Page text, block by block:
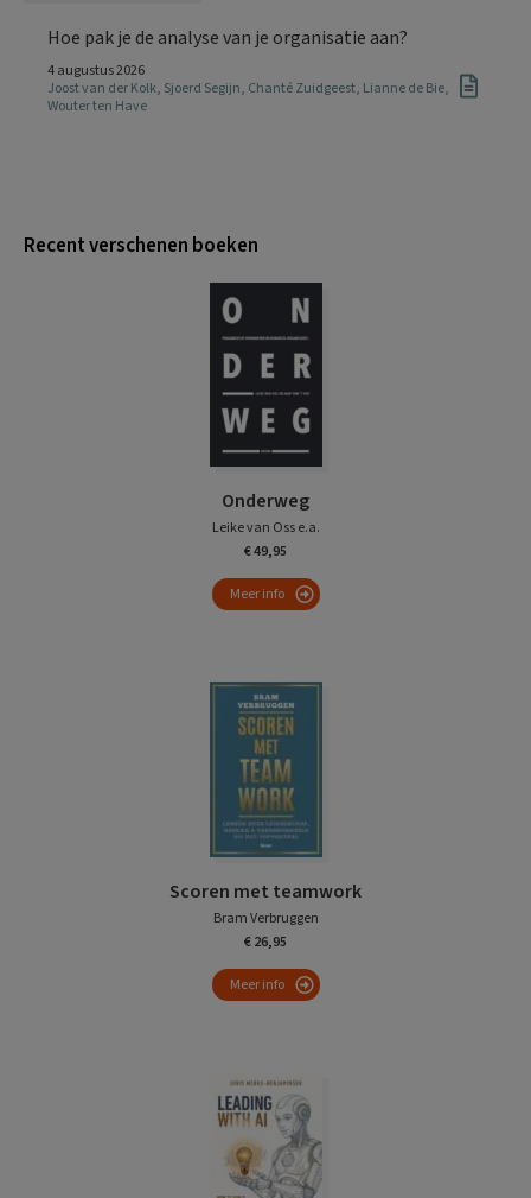
Hoe pak je de analyse van je organisatie aan?
4 augustus 2026
Joost van der Kolk, Sjoerd Segijn, Chanté Zuidgeest, Lianne de Bie,
Wouter ten Have
Recent verschenen boeken
Onderweg
Leike van Oss e.a.
€ 49,95
Meer info
Scoren met teamwork
Bram Verbruggen
€ 26,95
Meer info